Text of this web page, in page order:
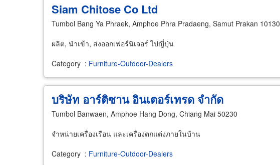
Siam Chitose Co Ltd
Tumbol Bang Ya Phraek, Amphoe Phra Pradaeng, Samut Prakan 10130
ผลิต, นำเข้า, ส่งออกเฟอร์นิเจอร์ ไปญี่ปุ่น
Category : Furniture-Outdoor-Dealers
บริษัท อาร์ติซาน อินเตอร์เทรด จำกัด
Tumbol Banwaen, Amphoe Hang Dong, Chiang Mai 50230
จำหน่ายเครื่องเรือน และเครื่องตกแต่งภายในบ้าน
Category : Furniture-Outdoor-Dealers